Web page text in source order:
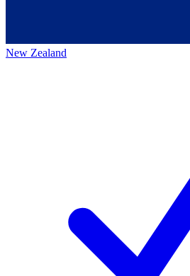
New Zealand